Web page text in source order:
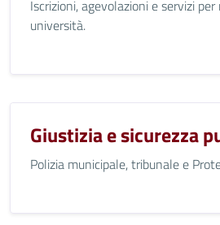
Iscrizioni, agevolazioni e servizi per
università.
Giustizia e sicurezza
Polizia municipale, tribunale e